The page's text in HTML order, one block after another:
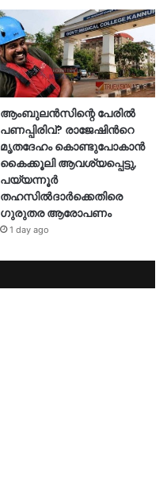
ആംബുലൻസിന്റെ പേരിൽ
പണപ്പിരിവ്? രാജേഷിന്‍റെ
മൃതദേഹം കൊണ്ടുപോകാൻ
കൈക്കൂലി ആവശ്യപ്പെട്ടു,
പയ്യന്നൂർ
തഹസിൽദാർക്കെതിരെ
ഗുരുതര ആരോപണം
1 day ago